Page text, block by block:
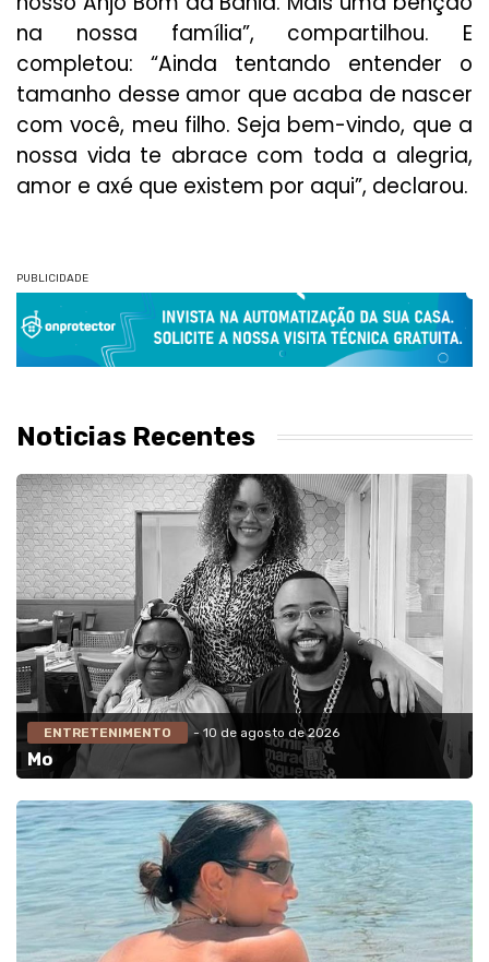
na nossa família”, compartilhou. E
completou: “Ainda tentando entender o
tamanho desse amor que acaba de nascer
com você, meu filho. Seja bem-vindo, que a
nossa vida te abrace com toda a alegria,
amor e axé que existem por aqui”, declarou.
PUBLICIDADE
Noticias Recentes
ENTRETENIMENTO - 10 de agosto de 2026
Mo